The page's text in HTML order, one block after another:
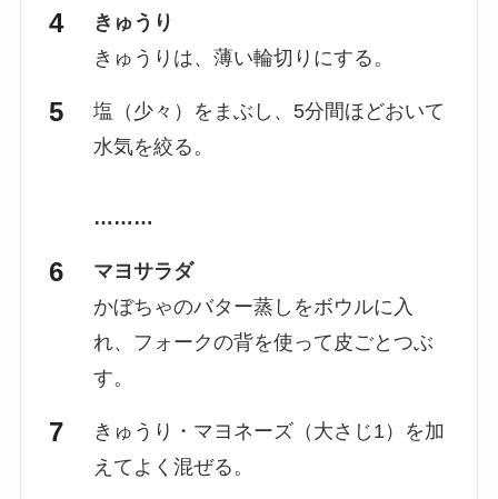
きゅうり
きゅうりは、薄い輪切りにする。
塩（少々）をまぶし、5分間ほどおいて
水気を絞る。
………
マヨサラダ
かぼちゃのバター蒸しをボウルに入
れ、フォークの背を使って皮ごとつぶ
す。
きゅうり・マヨネーズ（大さじ1）を加
えてよく混ぜる。